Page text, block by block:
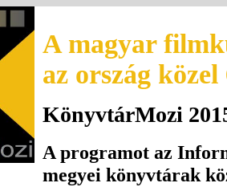
A magyar
az ország
KönyvtárMozi
A programot az
megyei könyvtárak